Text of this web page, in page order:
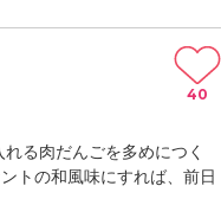
る肉だんごを多めにつく
トの和風味にすれば、前日
40